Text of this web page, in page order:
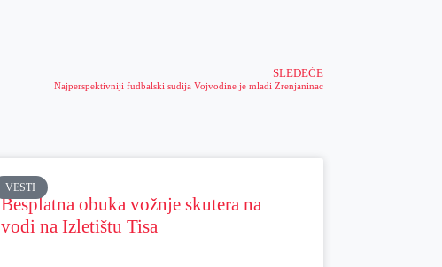
SLEDEĆE
Najperspektivniji fudbalski sudija Vojvodine je mladi Zrenjaninac
VESTI
Besplatna obuka vožnje skutera na
vodi na Izletištu Tisa